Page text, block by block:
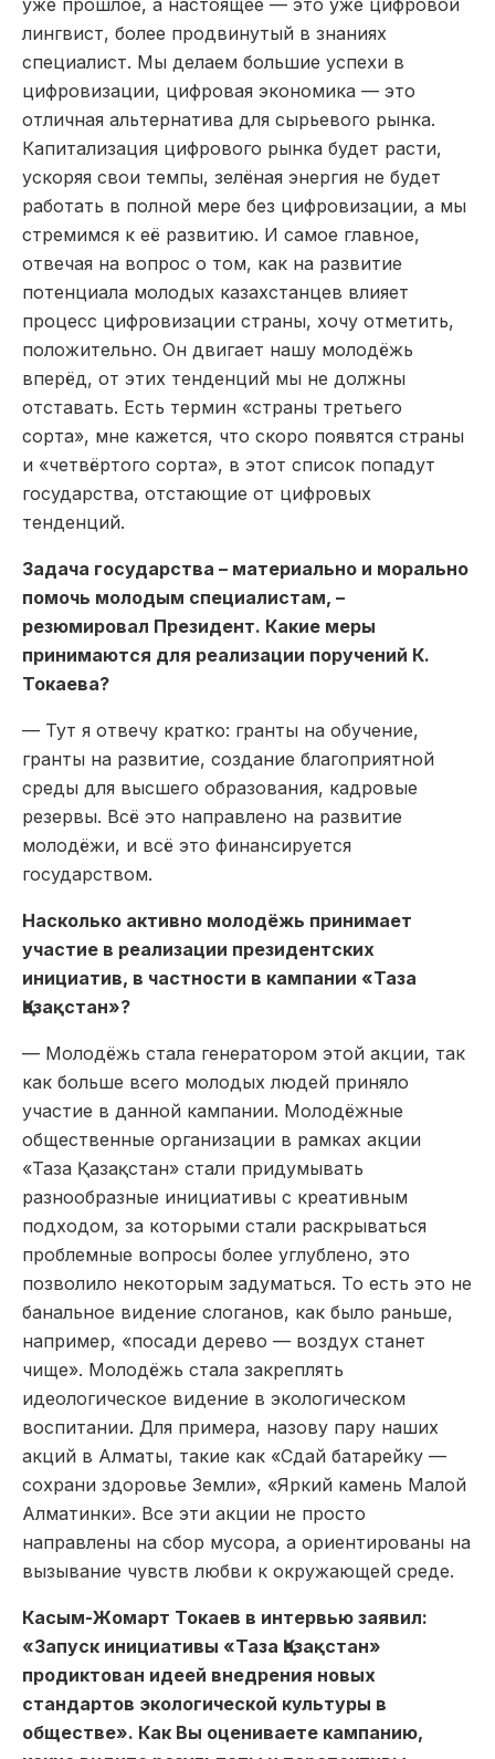
лингвист, более продвинутый в знаниях
специалист. Мы делаем большие успехи в
цифровизации, цифровая экономика — это
отличная альтернатива для сырьевого рынка.
Капитализация цифрового рынка будет расти,
ускоряя свои темпы, зелёная энергия не будет
работать в полной мере без цифровизации, а мы
стремимся к её развитию. И самое главное,
отвечая на вопрос о том, как на развитие
потенциала молодых казахстанцев влияет
процесс цифровизации страны, хочу отметить,
положительно. Он двигает нашу молодёжь
вперёд, от этих тенденций мы не должны
отставать. Есть термин «страны третьего
сорта», мне кажется, что скоро появятся страны
и «четвёртого сорта», в этот список попадут
государства, отстающие от цифровых
тенденций.
Задача государства – материально и морально
помочь молодым специалистам, –
резюмировал Президент. Какие меры
принимаются для реализации поручений К.
Токаева?
— Тут я отвечу кратко: гранты на обучение,
гранты на развитие, создание благоприятной
среды для высшего образования, кадровые
резервы. Всё это направлено на развитие
молодёжи, и всё это финансируется
государством.
Насколько активно молодёжь принимает
участие в реализации президентских
инициатив, в частности в кампании «Таза
Қазақстан»?
— Молодёжь стала генератором этой акции, так
как больше всего молодых людей приняло
участие в данной кампании. Молодёжные
общественные организации в рамках акции
«Таза Қазақстан» стали придумывать
разнообразные инициативы с креативным
подходом, за которыми стали раскрываться
проблемные вопросы более углублено, это
позволило некоторым задуматься. То есть это не
банальное видение слоганов, как было раньше,
например, «посади дерево — воздух станет
чище». Молодёжь стала закреплять
идеологическое видение в экологическом
воспитании. Для примера, назову пару наших
акций в Алматы, такие как «Сдай батарейку —
сохрани здоровье Земли», «Яркий камень Малой
Алматинки». Все эти акции не просто
направлены на сбор мусора, а ориентированы на
вызывание чувств любви к окружающей среде.
Касым-Жомарт Токаев в интервью заявил:
«Запуск инициативы «Таза Қазақстан»
продиктован идеей внедрения новых
стандартов экологической культуры в
обществе». Как Вы оцениваете кампанию,